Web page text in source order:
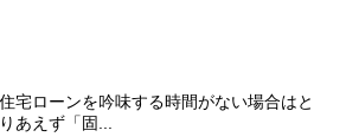
住宅ローンを吟味する時間がない場合はと
りあえず「固...